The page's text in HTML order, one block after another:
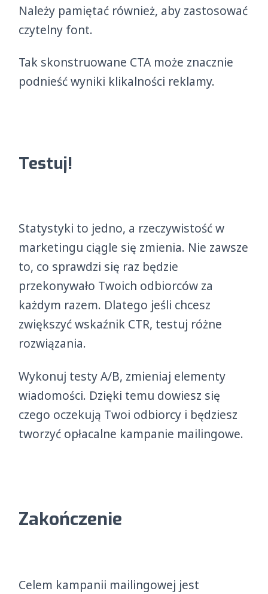
Należy pamiętać również, aby zastosować
czytelny font.
Tak skonstruowane CTA może znacznie
podnieść wyniki klikalności reklamy.
Testuj!
Statystyki to jedno, a rzeczywistość w
marketingu ciągle się zmienia. Nie zawsze
to, co sprawdzi się raz będzie
przekonywało Twoich odbiorców za
każdym razem. Dlatego jeśli chcesz
zwiększyć wskaźnik CTR, testuj różne
rozwiązania.
Wykonuj testy A/B, zmieniaj elementy
wiadomości. Dzięki temu dowiesz się
czego oczekują Twoi odbiorcy i będziesz
tworzyć opłacalne kampanie mailingowe.
Zakończenie
Celem kampanii mailingowej jest